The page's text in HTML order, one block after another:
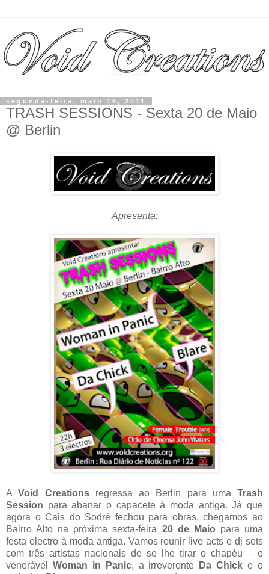
segunda-feira, maio 16, 2011
TRASH SESSIONS - Sexta 20 de Maio
@ Berlin
Apresenta:
AVoid Creationsregressa ao Berlin para uma Trash
Session para abanar o capacete à moda antiga. Já que
agora o Cais do Sodré fechou para obras, chegamos ao
Bairro Alto na próxima sexta-feira 20 de Maio para uma
festa electro à moda antiga. Vamos reunir live acts e dj sets
com três artistas nacionais de se lhe tirar o chapéu – o
venerável Woman in Panic, a irreverente Da Chick e o